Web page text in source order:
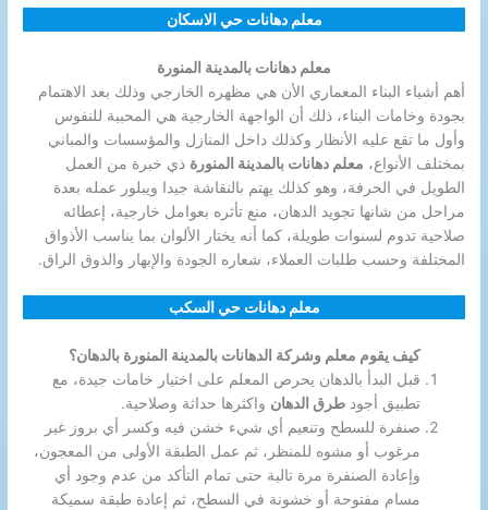
معلم دهانات حي الاسكان
معلم دهانات بالمدينة المنورة
أهم أشياء البناء المعماري الأن هي مظهره الخارجي وذلك بعد الاهتمام
بجودة وخامات البناء، ذلك أن الواجهة الخارجية هي المحببة للنفوس
وأول ما تقع عليه الأنظار وكذلك داخل المنازل والمؤسسات والمباني
بمختلف الأنواع، معلم دهانات بالمدينة المنورة ذي خبرة من العمل
الطويل في الحرفة، وهو كذلك يهتم بالنقاشة جيدا ويبلور عمله بعدة
مراحل من شانها تجويد الدهان، منع تأثره بعوامل خارجية، إعطائه
صلاحية تدوم لسنوات طويلة، كما أنه يختار الألوان بما يناسب الأذواق
المختلفة وحسب طلبات العملاء، شعاره الجودة والإبهار والذوق الراق.
معلم دهانات حي السكب
كيف يقوم معلم وشركة الدهانات بالمدينة المنورة بالدهان؟
قبل البدأ بالدهان يحرص المعلم على اختيار خامات جيدة، مع
تطبيق أجودطرق الدهان واكثرها حداثة وصلاحية.
صنفرة للسطح وتنعيم أي شيء خشن فيه وكسر أي بروز غير
مرغوب أو مشوه للمنظر، ثم عمل الطبقة الأولى من المعجون،
وإعادة الصنفرة مرة تالية حتى تمام التأكد من عدم وجود أي
مسام مفتوحة أو خشونة في السطح، ثم إعادة طبقة سميكة